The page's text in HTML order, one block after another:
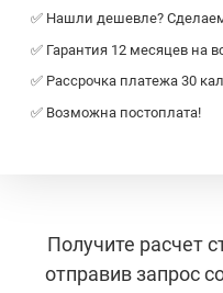
✅ Нашли дешевле?
✅ Гарантия 12 месяцев на
✅ Рассрочка платежа 30
✅ Возможна постоплата!
Получите расчет
отправив запрос